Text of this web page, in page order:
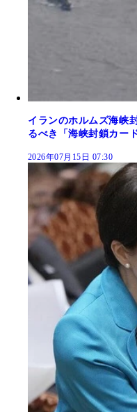
イランのホルムズ海峡
るべき「海峡封鎖カー
2026年07月15日 07:30